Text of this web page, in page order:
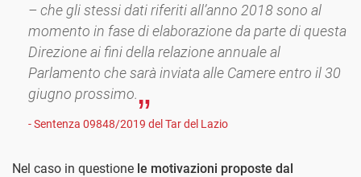
– che gli stessi dati riferiti all’anno 2018 sono al
momento in fase di elaborazione da parte di questa
Direzione ai fini della relazione annuale al
Parlamento che sarà inviata alle Camere entro il 30
giugno prossimo.
- Sentenza 09848/2019 del Tar del Lazio
Nel caso in questione le motivazioni proposte dal